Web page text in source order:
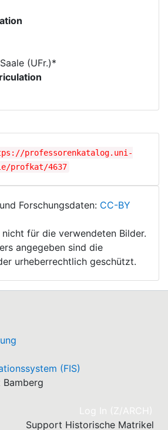
(UFr.)*
professorenkatalog.uni-
profkat/4637
Forschungsdaten: CC-BY
für die verwendeten Bilder.
angegeben sind die
urheberrechtlich geschützt.
(FIS)
Log In (Z/ARCH)
Support Historische Matrikel